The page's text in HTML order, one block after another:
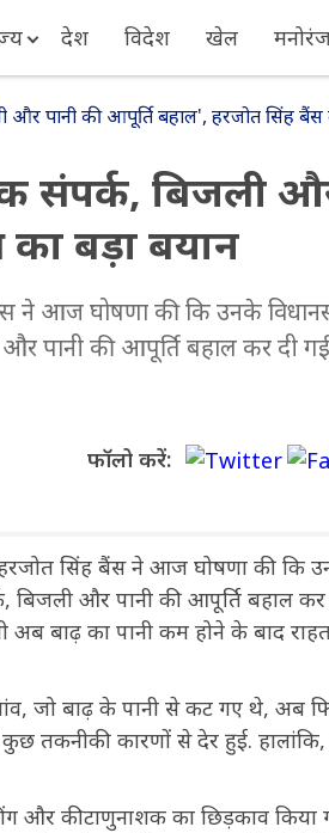
देश विदेश खेल
और पानी की आपूर्ति बहाल', हरजोत सिंह
संपर्क, बिजली
बड़ा बयान
ने आज घोषणा की कि उनके
पानी की आपूर्ति बहाल कर दी गई
फॉलो करें:
सिंह बैंस ने आज घोषणा की कि
और पानी की आपूर्ति बहाल कर
अब बाढ़ का पानी कम होने के बाद
जो बाढ़ के पानी से कट गए थे, अब
तकनीकी कारणों से देर हुई.
और कीटाणुनाशक का छिड़काव किया